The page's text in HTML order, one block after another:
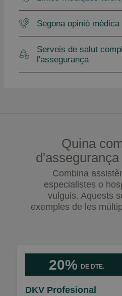
Segona opinió mèdica
Serveis de salut
l'assegurança
Quina
Combina
especialistes o
vulguis. Aquests
exemples de les
20% DE DTE.
DKV Profesional